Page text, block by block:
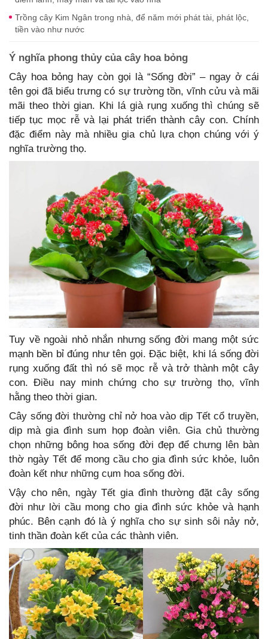
Trồng cây Kim Ngân trong nhà, để năm mới phát tài, phát lộc,
tiền vào như nước
Ý nghĩa phong thủy của cây hoa bỏng
Cây hoa bỏng hay còn gọi là “Sống đời” – ngay ở cái
tên gọi đã biểu trưng có sự trường tồn, vĩnh cửu và mãi
mãi theo thời gian. Khi lá già rụng xuống thì chúng sẽ
tiếp tục mọc rễ và lại phát triển thành cây con. Chính
đặc điểm này mà nhiều gia chủ lựa chọn chúng với ý
nghĩa trường thọ.
Tuy về ngoài nhỏ nhắn nhưng sống đời mang một sức
mạnh bền bỉ đúng như tên gọi. Đặc biệt, khi lá sống đời
rụng xuống đất thì nó sẽ mọc rễ và trở thành một cây
con. Điều nay minh chứng cho sự trường thọ, vĩnh
hằng theo thời gian.
Cây sống đời thường chỉ nở hoa vào dịp Tết cổ truyền,
dịp mà gia đình sum họp đoàn viên. Gia chủ thường
chọn những bông hoa sống đời đẹp để chưng lên bàn
thờ ngày Tết để mong cầu cho gia đình sức khỏe, luôn
đoàn kết như những cụm hoa sống đời.
Vậy cho nên, ngày Tết gia đình thường đặt cây sống
đời như lời cầu mong cho gia đình sức khỏe và hạnh
phúc. Bên cạnh đó là ý nghĩa cho sự sinh sôi nảy nở,
tinh thần đoàn kết của các thành viên.